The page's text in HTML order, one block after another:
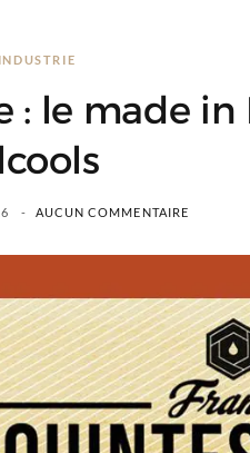
INDUSTRIE
: le made in
AUCUN COMMENTAIRE